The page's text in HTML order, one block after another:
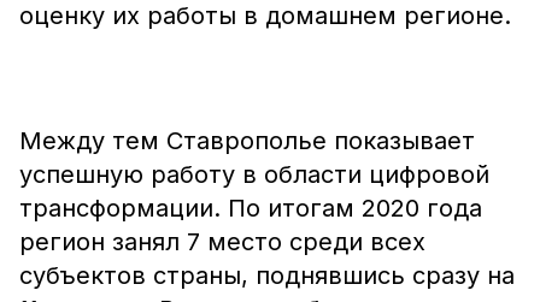
оценку их работы в домашнем регионе.
Между тем Ставрополье показывает
успешную работу в области цифровой
трансформации. По итогам 2020 года
регион занял 7 место среди всех
субъектов страны, поднявшись сразу на